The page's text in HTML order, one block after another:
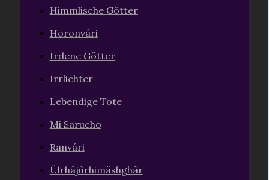
Himmlische Götter
Horonvári
Irdene Götter
Irrlichter
Lebendige Tote
Mi Sarucho
Ranvári
Ülrhâjûrhimäshghâr